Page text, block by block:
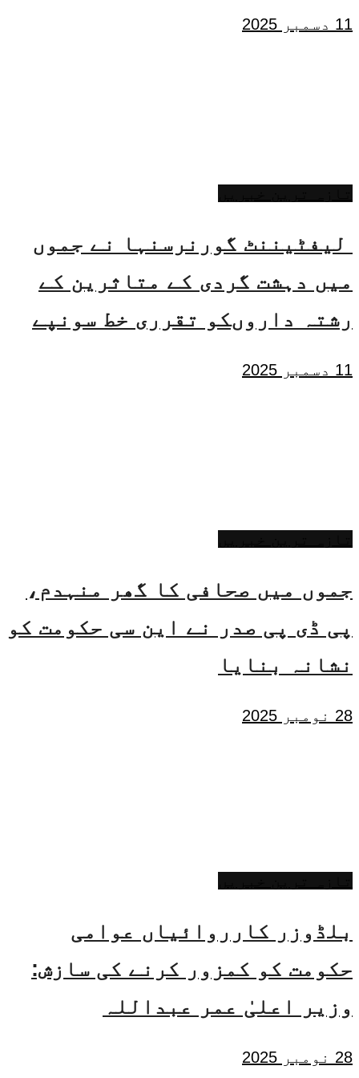
11 دسمبر 2025
لیفٹیننٹ گورنرسنہا نے جموں
میں دہشت گردی کے متاثرین کے
رشتہ داروںکو تقرری خط سونپے
11 دسمبر 2025
جموں میں صحافی کا گھر منہدم،
پی ڈی پی صدر نے این سی حکومت کو
نشانہ بنایا
28 نومبر 2025
بلڈوزر کارروائیاں عوامی
حکومت کو کمزور کرنے کی سازش:
وزیر اعلیٰ عمر عبداللہ
28 نومبر 2025